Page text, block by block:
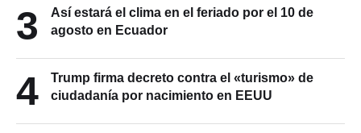
3
Así estará el clima en el feriado por el 10 de
agosto en Ecuador
4
Trump firma decreto contra el «turismo» de
ciudadanía por nacimiento en EEUU